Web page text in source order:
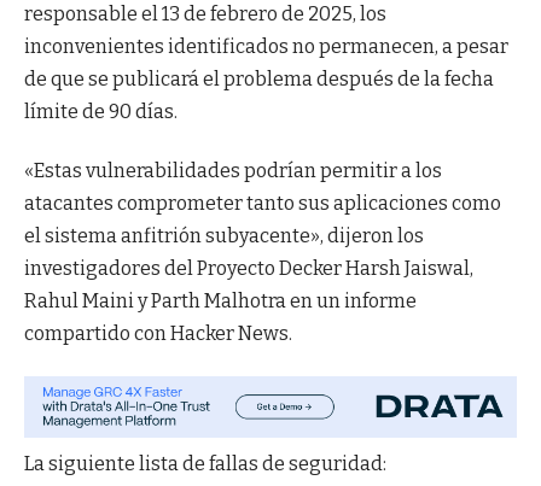
responsable el 13 de febrero de 2025, los
inconvenientes identificados no permanecen, a pesar
de que se publicará el problema después de la fecha
límite de 90 días.
«Estas vulnerabilidades podrían permitir a los
atacantes comprometer tanto sus aplicaciones como
el sistema anfitrión subyacente», dijeron los
investigadores del Proyecto Decker Harsh Jaiswal,
Rahul Maini y Parth Malhotra en un informe
compartido con Hacker News.
La siguiente lista de fallas de seguridad: